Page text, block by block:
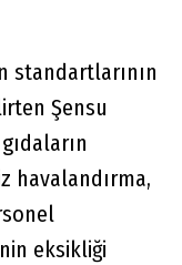
standartlarının
Şensu
havalandırma,
eksikliği